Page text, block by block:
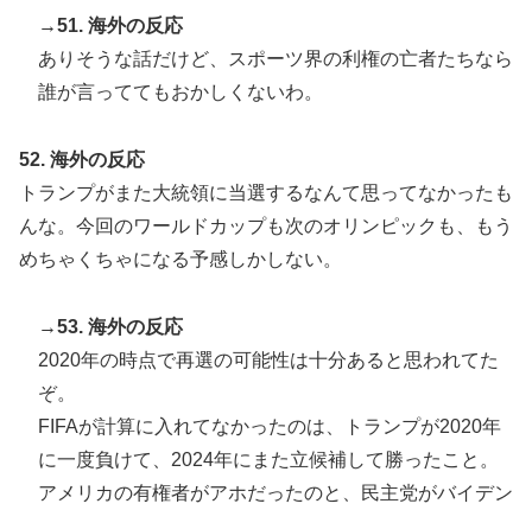
→51. 海外の反応
ありそうな話だけど、スポーツ界の利権の亡者たちなら
誰が言っててもおかしくないわ。
52. 海外の反応
トランプがまた大統領に当選するなんて思ってなかったも
んな。今回のワールドカップも次のオリンピックも、もう
めちゃくちゃになる予感しかしない。
→53. 海外の反応
2020年の時点で再選の可能性は十分あると思われてた
ぞ。
FIFAが計算に入れてなかったのは、トランプが2020年
に一度負けて、2024年にまた立候補して勝ったこと。
アメリカの有権者がアホだったのと、民主党がバイデン